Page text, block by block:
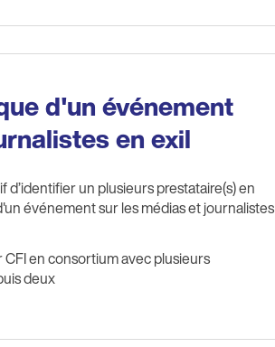
d'un événement
en exil
un plusieurs prestataire(s) en
événement sur les médias et journalistes
en consortium avec plusieurs
deux